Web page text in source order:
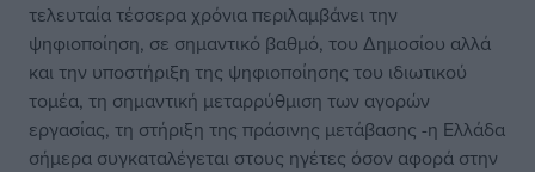
τελευταία τέσσερα χρόνια περιλαμβάνει την
ψηφιοποίηση, σε σημαντικό βαθμό, του Δημοσίου αλλά
και την υποστήριξη της ψηφιοποίησης του ιδιωτικού
τομέα, τη σημαντική μεταρρύθμιση των αγορών
εργασίας, τη στήριξη της πράσινης μετάβασης -η Ελλάδα
σήμερα συγκαταλέγεται στους ηγέτες όσον αφορά στην